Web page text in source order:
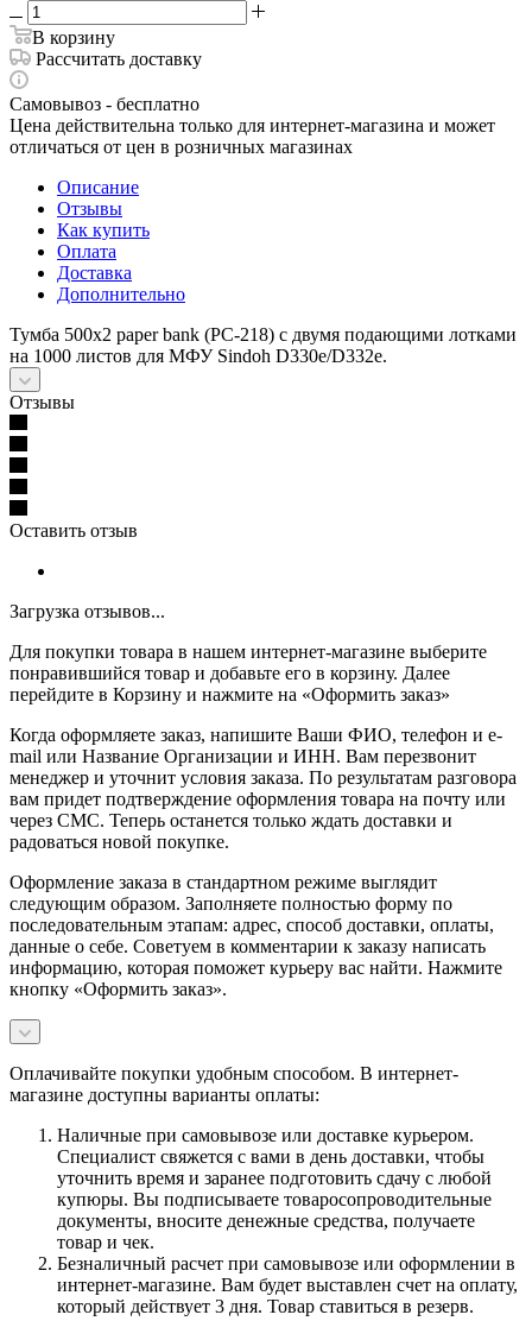
В корзину
Рассчитать доставку
Самовывоз - бесплатно
Цена действительна только для интернет-магазина и может
отличаться от цен в розничных магазинах
Описание
Отзывы
Как купить
Оплата
Доставка
Дополнительно
Тумба 500x2 paper bank (PC-218) с двумя подающими лотками
на 1000 листов для МФУ Sindoh D330e/D332e.
Отзывы
Оставить отзыв
Загрузка отзывов...
Для покупки товара в нашем интернет-магазине выберите
понравившийся товар и добавьте его в корзину. Далее
перейдите в Корзину и нажмите на «Оформить заказ»
Когда оформляете заказ, напишите Ваши ФИО, телефон и e-
mail или Название Организации и ИНН. Вам перезвонит
менеджер и уточнит условия заказа. По результатам разговора
вам придет подтверждение оформления товара на почту или
через СМС. Теперь останется только ждать доставки и
радоваться новой покупке.
Оформление заказа в стандартном режиме выглядит
следующим образом. Заполняете полностью форму по
последовательным этапам: адрес, способ доставки, оплаты,
данные о себе. Советуем в комментарии к заказу написать
информацию, которая поможет курьеру вас найти. Нажмите
кнопку «Оформить заказ».
Оплачивайте покупки удобным способом. В интернет-
магазине доступны варианты оплаты:
Наличные при самовывозе или доставке курьером.
Специалист свяжется с вами в день доставки, чтобы
уточнить время и заранее подготовить сдачу с любой
купюры. Вы подписываете товаросопроводительные
документы, вносите денежные средства, получаете
товар и чек.
Безналичный расчет при самовывозе или оформлении в
интернет-магазине. Вам будет выставлен счет на оплату,
который действует 3 дня. Товар ставиться в резерв.